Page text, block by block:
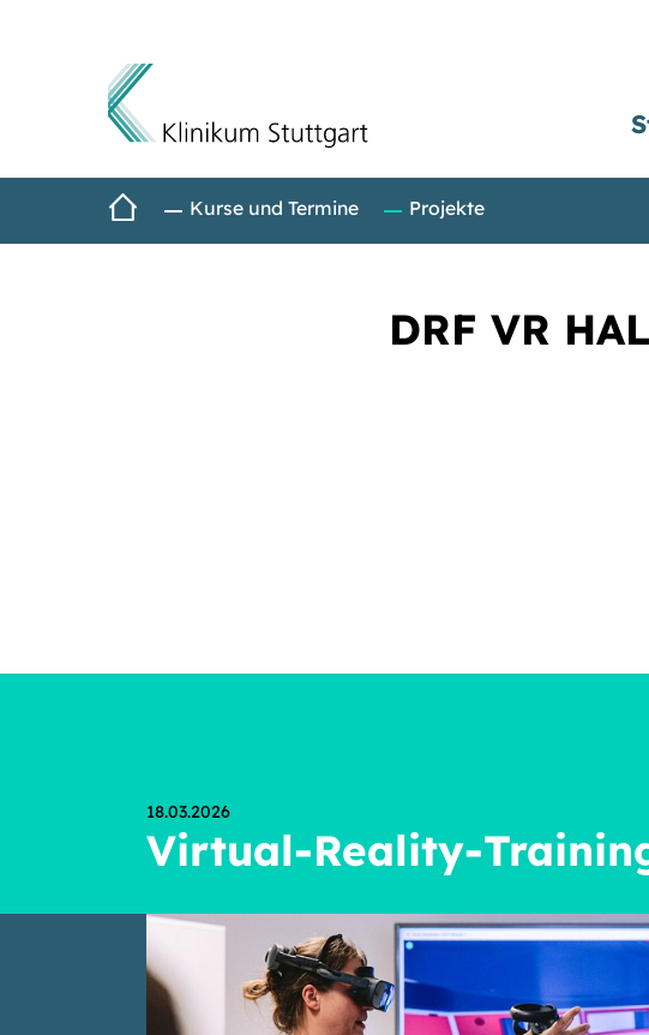
Direkt zum Inhalt
StartseiteKurse und Termine Projekte
DRF VR
18.03.2026
Virtual-Reality-